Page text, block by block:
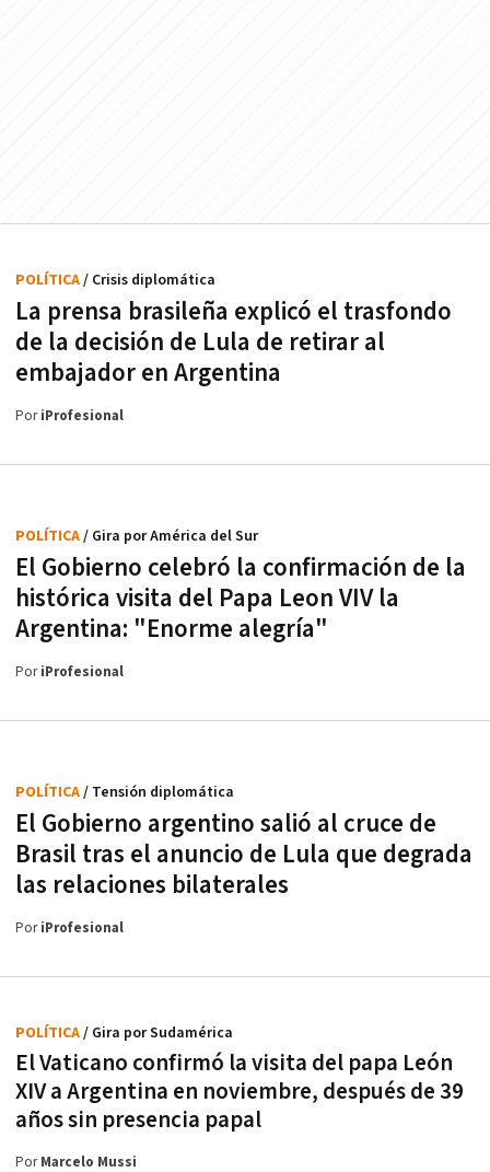
La prensa brasileña explicó el trasfondo
de la decisión de Lula de retirar al
embajador en Argentina
POLÍTICA/ Crisis diplomática
PoriProfesional
El Gobierno celebró la confirmación de la
histórica visita del Papa Leon VIV la
Argentina: "Enorme alegría"
POLÍTICA/ Gira por América del Sur
PoriProfesional
El Gobierno argentino salió al cruce de
Brasil tras el anuncio de Lula que degrada
las relaciones bilaterales
POLÍTICA/ Tensión diplomática
PoriProfesional
El Vaticano confirmó la visita del papa León
XIV a Argentina en noviembre, después de 39
años sin presencia papal
POLÍTICA/ Gira por Sudamérica
PorMarcelo Mussi